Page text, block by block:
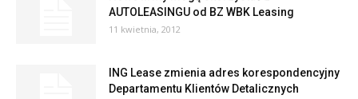
AUTOLEASINGU od BZ WBK Leasing
11 kwietnia, 2012
ING Lease zmienia adres korespondencyjny
Departamentu Klientów Detalicznych